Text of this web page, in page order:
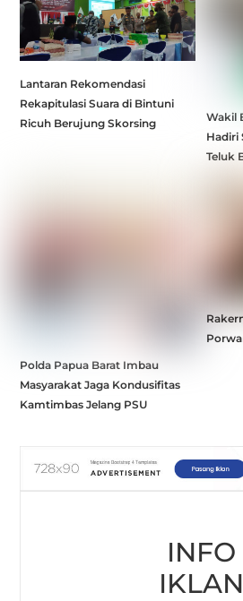
Lantaran Rekomendasi
Rekapitulasi Suara di Bintuni
Ricuh Berujung Skorsing
Wakil
Hadiri
Teluk
Polda Papua Barat Imbau
Masyarakat Jaga Kondusifitas
Kamtimbas Jelang PSU
INFO
IKLAN